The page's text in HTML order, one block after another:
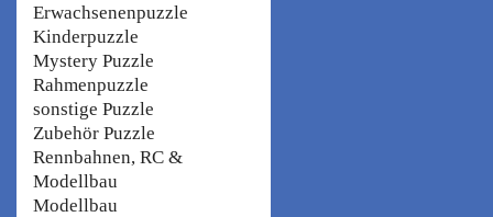
Erwachsenenpuzzle
Kinderpuzzle
Mystery Puzzle
Rahmenpuzzle
sonstige Puzzle
Zubehör Puzzle
Rennbahnen, RC &
Modellbau
Modellbau